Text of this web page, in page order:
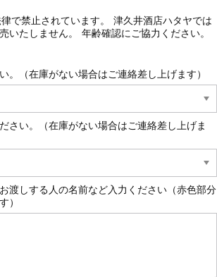
で禁止されています。 津久井酒店ハタヤでは
いたしません。 年齢確認にご協力ください。
。（在庫がない場合はご連絡差し上げます）
さい。（在庫がない場合はご連絡差し上げま
しする人の名前など入力ください（赤色部分
）